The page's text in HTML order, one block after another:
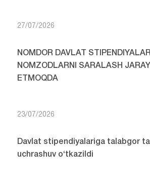
27/07/2026
NOMDOR DAVLAT
NOMZODLARNI SARALASH
ETMOQDA
23/07/2026
Davlat stipendiyalariga talabgor
uchrashuv o‘tkazildi